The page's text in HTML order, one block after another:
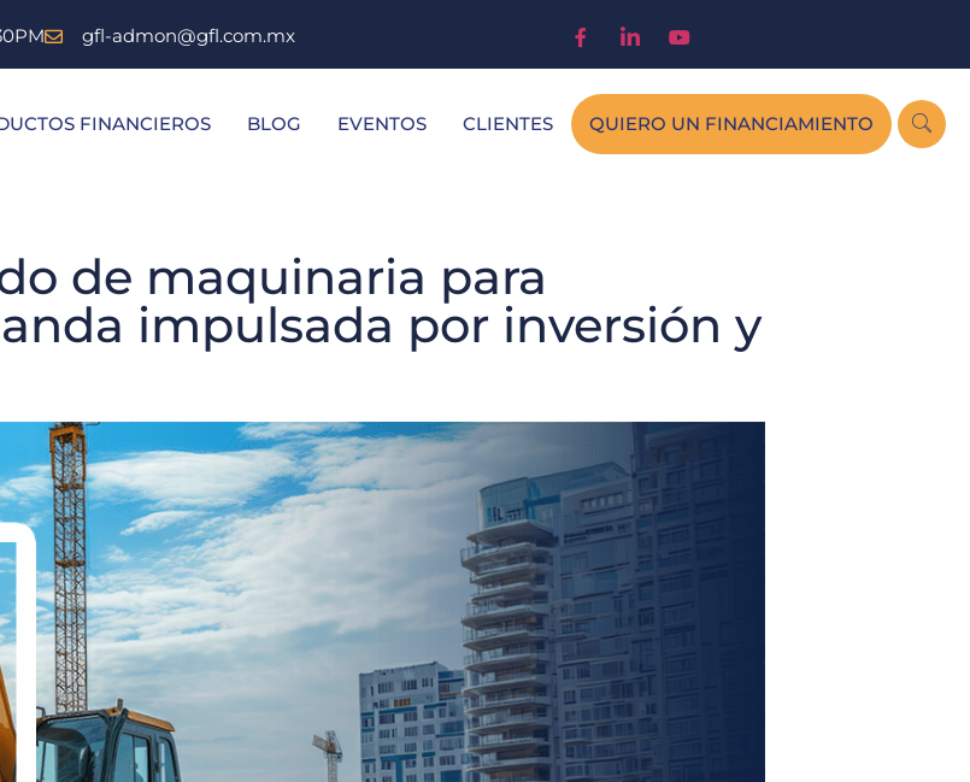
gfl-admon@gfl.com.mx
FINANCIEROS BLOG EVENTOS CLIENTES QUIERO UN FINANCIAMIENTO
de maquinaria para
impulsada por inversión y